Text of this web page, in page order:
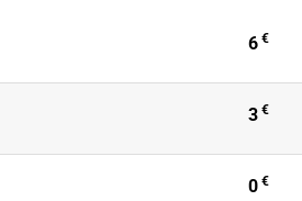
6 €
3 €
0 €